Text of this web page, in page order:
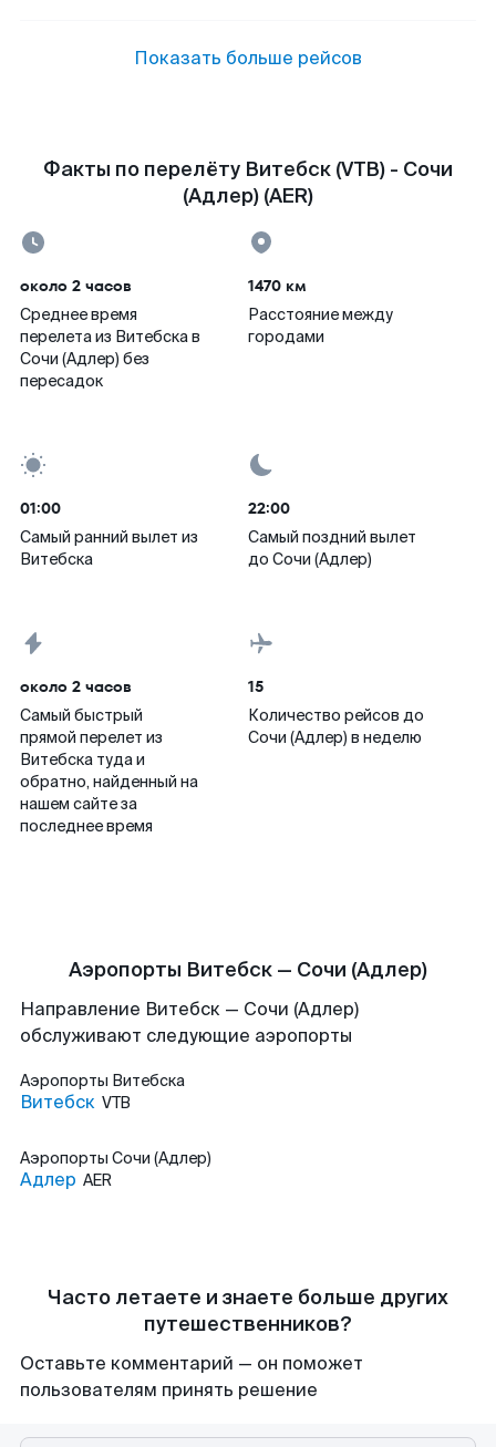
Показать больше рейсов
Факты по перелёту Витебск (VTB) - Сочи
(Адлер) (AER)
около 2 часов
Среднее время
перелета из Витебска в
Сочи (Адлер) без
пересадок
1470 км
Расстояние между
городами
01:00
Самый ранний вылет из
Витебска
22:00
Самый поздний вылет
до Сочи (Адлер)
около 2 часов
Самый быстрый
прямой перелет из
Витебска туда и
обратно, найденный на
нашем сайте за
последнее время
15
Количество рейсов до
Сочи (Адлер) в неделю
Аэропорты Витебск — Сочи (Адлер)
Направление Витебск — Сочи (Адлер)
обслуживают следующие аэропорты
Аэропорты Витебска
Витебск VTB
Аэропорты Сочи (Адлер)
Адлер AER
Часто летаете и знаете больше других
путешественников?
Оставьте комментарий — он поможет
пользователям принять решение